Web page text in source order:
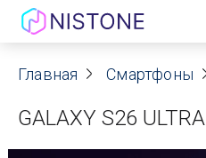
Акции
О нас
Главная Смартфоны
GALAXY S26 ULTRA